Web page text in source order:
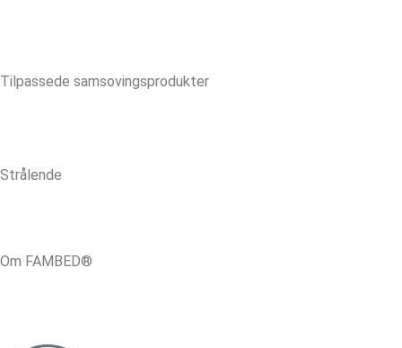
Tilpassede samsovingsprodukter
Strålende
Om FAMBED®